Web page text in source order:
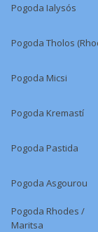
Pogoda Ialysós
Pogoda Tholos
Pogoda Micsi
Pogoda Kremastí
Pogoda Pastida
Pogoda Asgourou
Pogoda Rhodes /
Maritsa